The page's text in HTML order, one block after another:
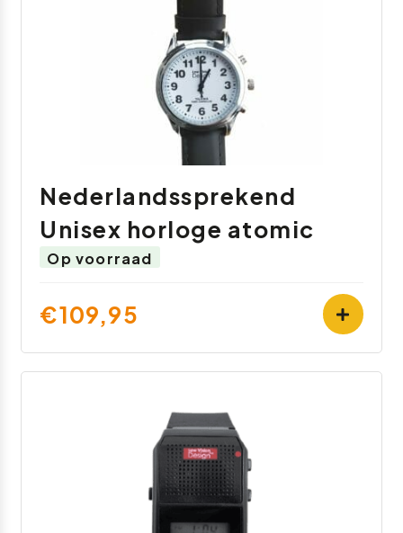
Nederlandssprekend
Unisex horloge atomic
Op voorraad
€109,95